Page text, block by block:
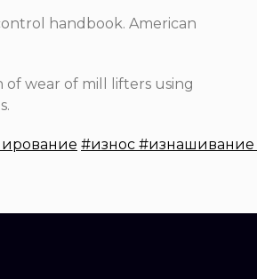
handbook. American
of wear of mill lifters using
#износ #изнашивание